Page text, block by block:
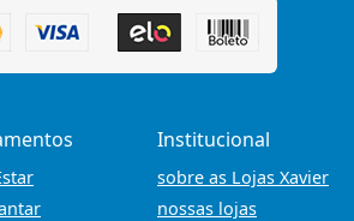
Institucional
sobre as Lojas Xavier
nossas lojas